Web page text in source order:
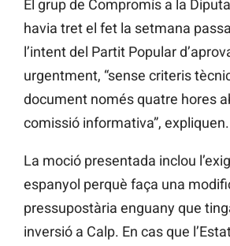
El grup de Compromís a la
havia tret el fet la setmana
l’intent del Partit Popular
urgentment, “sense criteris
document només quatre hores
comissió informativa”, expliquen.
La moció presentada inclou
espanyol perquè faça una
pressupostària enguany que
inversió a Calp. En cas que